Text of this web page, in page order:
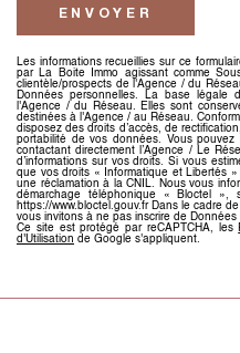
ENVOYER
Les informations recueillies sur ce
par La Boite Immo agissant comme
clientèle/prospects de l'Agence / du
Données personnelles. La base légale
l'Agence / du Réseau. Elles sont
destinées à l'Agence / au Réseau.
disposez des droits d’accès, de
portabilité de vos données. Vous
contactant directement l’Agence / Le
d’informations sur vos droits. Si vous
que vos droits « Informatique et Libertés
une réclamation à la CNIL. Nous vous
démarchage téléphonique « Bloctel
https://www.bloctel.gouv.fr Dans le cadre
vous invitons à ne pas inscrire de
Ce site est protégé par reCAPTCHA, les
d'Utilisation de Google s'appliquent.